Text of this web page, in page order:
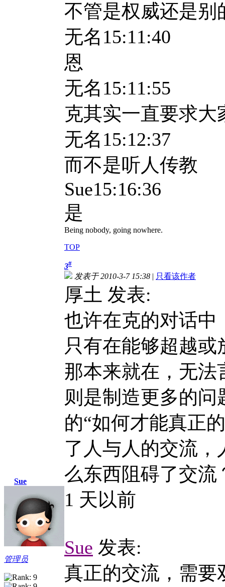
不管是权威还是别
无名 15:11:40
恩
无名 15:11:55
克其实一直要求大
无名 15:12:37
而不是听人传教
Sue15:16:36
是
Being nobody, going nowhere.
TOP
Sue
管理员
3#
发表于 2010-3-7 15:38 | 只看该作者
厚土 发表:
也许在克的对话中
只有在能够超越
那本来就在，无法
则是制造更多的
的“如何才能真正
了人与人的交流
么东西阻碍了交流
1 天以前
Sue 发表:
真正的交流，需要